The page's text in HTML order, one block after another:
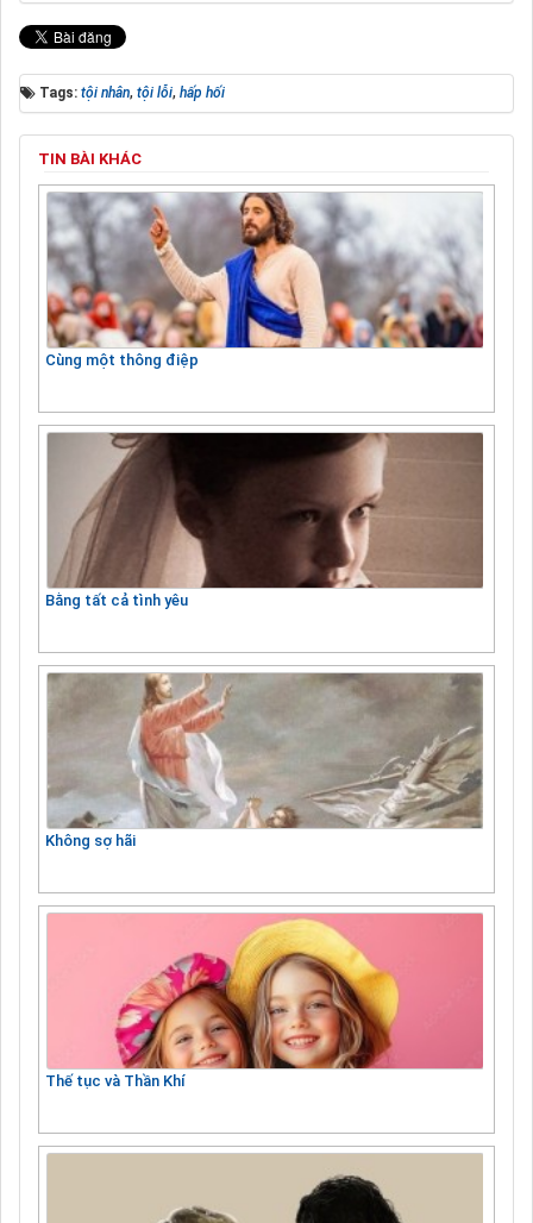
Tags: tội nhân, tội lỗi, hấp hối
TIN BÀI KHÁC
Cùng một thông điệp
Bằng tất cả tình yêu
Không sợ hãi
Thế tục và Thần Khí